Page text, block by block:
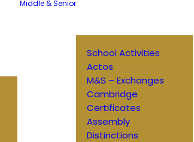
Middle & Senior
School Activities
Actos
M&S – Exchanges
Cambridge
Certificates
Assembly
Distinctions